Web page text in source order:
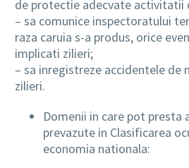
de protectie adecvate activitatii
– sa comunice inspectoratului
raza caruia s-a produs, orice
implicati zilieri;
– sa inregistreze accidentele de
zilieri.
Domenii in care pot
prevazute in Clasificarea
economia nationala: